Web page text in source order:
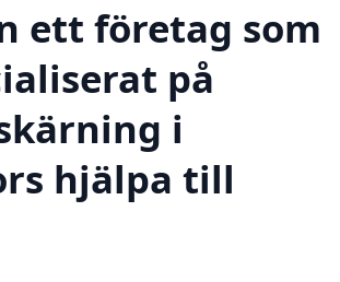
ett företag som
på
i
hjälpa till